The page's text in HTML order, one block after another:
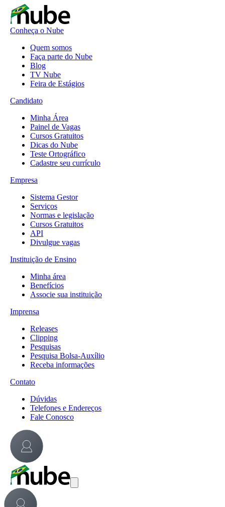
Conheça o Nube
Quem somos
Faça parte do Nube
Blog
TV Nube
Feira de Estágios
Candidato
Minha Área
Painel de Vagas
Cursos Gratuitos
Dicas do Nube
Teste Ortográfico
Cadastre seu currículo
Empresa
Sistema Gestor
Serviços
Normas e legislação
Cursos Gratuitos
API
Divulgue vagas
Instituição de Ensino
Minha área
Benefícios
Associe sua instituição
Imprensa
Releases
Clipping
Pesquisas
Pesquisa Bolsa-Auxílio
Receba informações
Contato
Dúvidas
Telefones e Endereços
Fale Conosco